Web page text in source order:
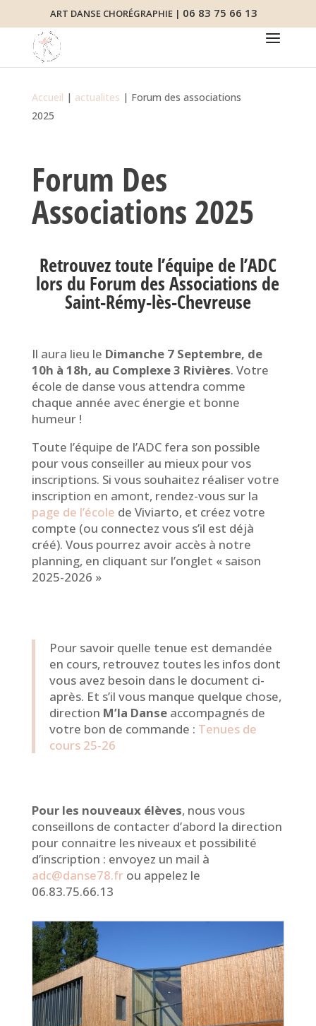
ART DANSE CHORÉGRAPHIE | 06 83 75 66 13
Accueil | actualites | Forum des associations
2025
Forum Des
Associations 2025
Retrouvez toute l’équipe de l’ADC
lors du Forum des Associations de
Saint-Rémy-lès-Chevreuse
Il aura lieu le Dimanche 7 Septembre, de
10h à 18h, au Complexe 3 Rivières. Votre
école de danse vous attendra comme
chaque année avec énergie et bonne
humeur !
Toute l’équipe de l’ADC fera son possible
pour vous conseiller au mieux pour vos
inscriptions. Si vous souhaitez réaliser votre
inscription en amont, rendez-vous sur la
page de l’école de Viviarto, et créez votre
compte (ou connectez vous s’il est déjà
créé). Vous pourrez avoir accès à notre
planning, en cliquant sur l’onglet « saison
2025-2026 »
Pour savoir quelle tenue est demandée
en cours, retrouvez toutes les infos dont
vous avez besoin dans le document ci-
après. Et s’il vous manque quelque chose,
direction M’la Danseaccompagnés de
votre bon de commande : Tenues de
cours 25-26
Pour les nouveaux élèves, nous vous
conseillons de contacter d’abord la direction
pour connaitre les niveaux et possibilité
d’inscription : envoyez un mail à
adc@danse78.frou appelez le
06.83.75.66.13